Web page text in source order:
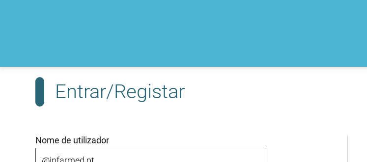
Entrar/Registar
Nome de utilizador